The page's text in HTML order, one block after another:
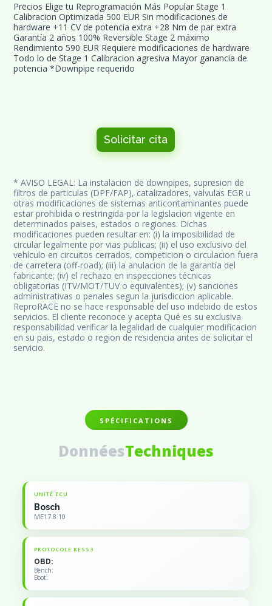
Precios Elige tu Reprogramación Más Popular Stage 1
Calibracion Optimizada 500 EUR Sin modificaciones de
hardware +11 CV de potencia extra +28 Nm de par extra
Garantía 2 años 100% Reversible Stage 2 máximo
Rendimiento 590 EUR Requiere modificaciones de hardware
Todo lo de Stage 1 Calibracion agresiva Mayor ganancia de
potencia *Downpipe requerido
Solicitar cita
* AVISO LEGAL: La instalacion de downpipes, supresion de
filtros de particulas (DPF/FAP), catalizadores, valvulas EGR u
otras modificaciones de sistemas anticontaminantes puede
estar prohibida o restringida por la legislacion vigente en
determinados paises, estados o regiones. Dichas
modificaciones pueden resultar en: (i) la imposibilidad de
circular legalmente por vias publicas; (ii) el uso exclusivo del
vehículo en circuitos cerrados, competicion o circulacion fuera
de carretera (off-road); (iii) la anulacion de la garantía del
fabricante; (iv) el rechazo en inspecciones técnicas
obligatorias (ITV/MOT/TUV o equivalentes); (v) sanciones
administrativas o penales segun la jurisdiccion aplicable.
ReproRACE no se hace responsable del uso indebido de estos
servicios. El cliente reconoce y acepta Qué es su exclusiva
responsabilidad verificar la legalidad de cualquier modificacion
en su pais, estado o region de residencia antes de solicitar el
servicio.
SPÉCIFICATIONS
DonnéesTechniques
UNITÉ ECU
Bosch
ME17.8.10
PROTOCOLE KESS3
OBD:
Bench:
Boot: